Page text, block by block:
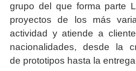
grupo del que forma parte
proyectos de los más
actividad y atiende a
nacionalidades, desde la
de prototipos hasta la